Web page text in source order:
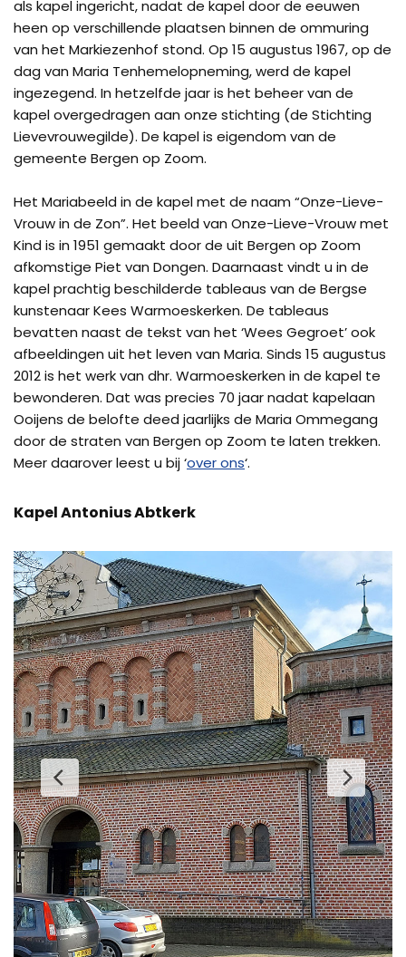
als kapel ingericht, nadat de kapel door de eeuwen
heen op verschillende plaatsen binnen de ommuring
van het Markiezenhof stond. Op 15 augustus 1967, op de
dag van Maria Tenhemelopneming, werd de kapel
ingezegend. In hetzelfde jaar is het beheer van de
kapel overgedragen aan onze stichting (de Stichting
Lievevrouwegilde). De kapel is eigendom van de
gemeente Bergen op Zoom.
Het Mariabeeld in de kapel met de naam “Onze-Lieve-
Vrouw in de Zon”. Het beeld van Onze-Lieve-Vrouw met
Kind is in 1951 gemaakt door de uit Bergen op Zoom
afkomstige Piet van Dongen. Daarnaast vindt u in de
kapel prachtig beschilderde tableaus van de Bergse
kunstenaar Kees Warmoeskerken. De tableaus
bevatten naast de tekst van het ‘Wees Gegroet’ ook
afbeeldingen uit het leven van Maria. Sinds 15 augustus
2012 is het werk van dhr. Warmoeskerken in de kapel te
bewonderen. Dat was precies 70 jaar nadat kapelaan
Ooijens de belofte deed jaarlijks de Maria Ommegang
door de straten van Bergen op Zoom te laten trekken.
Meer daarover leest u bij ‘over ons‘.
Kapel Antonius Abtkerk